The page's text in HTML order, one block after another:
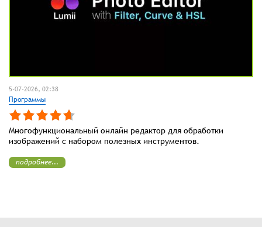
5-07-2026, 02:38
Программы
Многофункциональный онлайн редактор для обработки
изображений с набором полезных инструментов.
подробнее...